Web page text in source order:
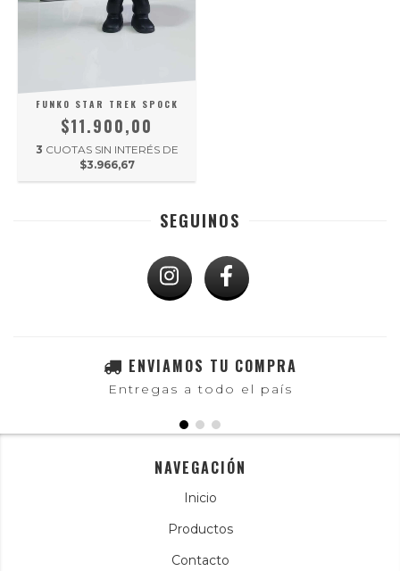
FUNKO STAR TREK SPOCK
$11.900,00
3 CUOTAS SIN INTERÉS DE
$3.966,67
SEGUINOS
ENVIAMOS TU COMPRA
Entregas a todo el país
NAVEGACIÓN
Inicio
Productos
Contacto